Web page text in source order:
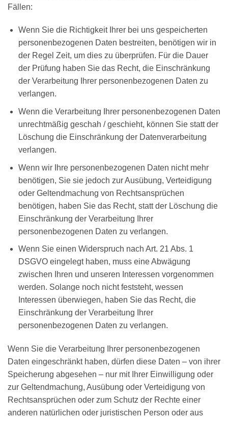
Fällen:
Wenn Sie die Richtigkeit Ihrer bei uns gespeicherten
personenbezogenen Daten bestreiten, benötigen wir in
der Regel Zeit, um dies zu überprüfen. Für die Dauer
der Prüfung haben Sie das Recht, die Einschränkung
der Verarbeitung Ihrer personenbezogenen Daten zu
verlangen.
Wenn die Verarbeitung Ihrer personenbezogenen Daten
unrechtmäßig geschah / geschieht, können Sie statt der
Löschung die Einschränkung der Datenverarbeitung
verlangen.
Wenn wir Ihre personenbezogenen Daten nicht mehr
benötigen, Sie sie jedoch zur Ausübung, Verteidigung
oder Geltendmachung von Rechtsansprüchen
benötigen, haben Sie das Recht, statt der Löschung die
Einschränkung der Verarbeitung Ihrer
personenbezogenen Daten zu verlangen.
Wenn Sie einen Widerspruch nach Art. 21 Abs. 1
DSGVO eingelegt haben, muss eine Abwägung
zwischen Ihren und unseren Interessen vorgenommen
werden. Solange noch nicht feststeht, wessen
Interessen überwiegen, haben Sie das Recht, die
Einschränkung der Verarbeitung Ihrer
personenbezogenen Daten zu verlangen.
Wenn Sie die Verarbeitung Ihrer personenbezogenen
Daten eingeschränkt haben, dürfen diese Daten – von ihrer
Speicherung abgesehen – nur mit Ihrer Einwilligung oder
zur Geltendmachung, Ausübung oder Verteidigung von
Rechtsansprüchen oder zum Schutz der Rechte einer
anderen natürlichen oder juristischen Person oder aus